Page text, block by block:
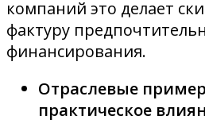
компаний это делает
фактуру
финансирования.
Отраслевые
практическое